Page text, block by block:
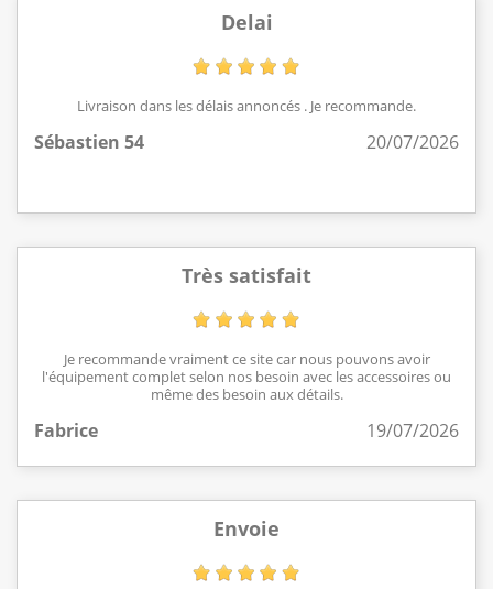
Delai
Livraison dans les délais annoncés . Je recommande.
Sébastien 54 20/07/2026
Très satisfait
Je recommande vraiment ce site car nous pouvons avoir
l'équipement complet selon nos besoin avec les accessoires ou
même des besoin aux détails.
Fabrice 19/07/2026
Envoie